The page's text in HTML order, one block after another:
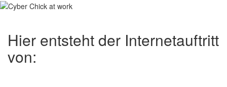
Hier entsteht der Internetauftritt
von: